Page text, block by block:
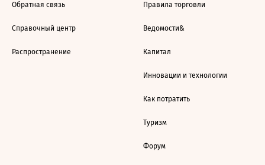
Обратная связь
Справочный центр
Распространение
Правила торговли
Ведомости&
Капитал
Инновации и технологии
Как потратить
Туризм
Форум